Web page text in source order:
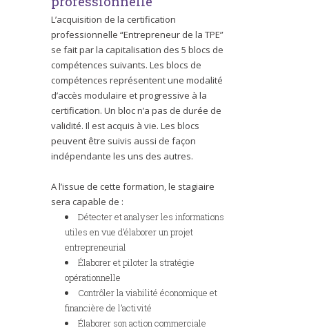
L’acquisition de la certification
professionnelle “Entrepreneur de la TPE”
se fait par la capitalisation des 5 blocs de
compétences suivants. Les blocs de
compétences représentent une modalité
d’accès modulaire et progressive à la
certification. Un bloc n’a pas de durée de
validité. Il est acquis à vie. Les blocs
peuvent être suivis aussi de façon
indépendante les uns des autres.
A l’issue de cette formation, le stagiaire
sera capable de :
Détecter et analyser les informations
utiles en vue d’élaborer un projet
entrepreneurial
Élaborer et piloter la stratégie
opérationnelle
Contrôler la viabilité économique et
financière de l’activité
Élaborer son action commerciale